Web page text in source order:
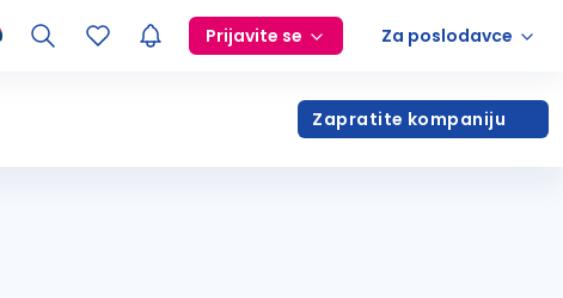
Prijavite se Za poslodavce
Zapratite kompaniju